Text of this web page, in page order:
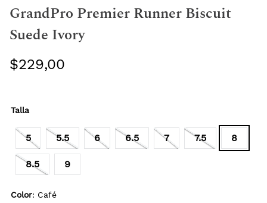
GrandPro Premier Runner Biscuit
Suede Ivory
$229,00
Talla
5 5.5 6 6.5 7 7.5 8
8.5 9
Color: Café